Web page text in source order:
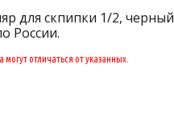
для скпипки 1/2,
России.
отличаться от указанных.